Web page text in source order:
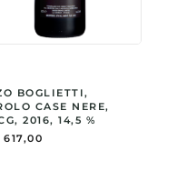
BOGLIETTI,
CASE NERE,
2016, 14,5 %
617,00